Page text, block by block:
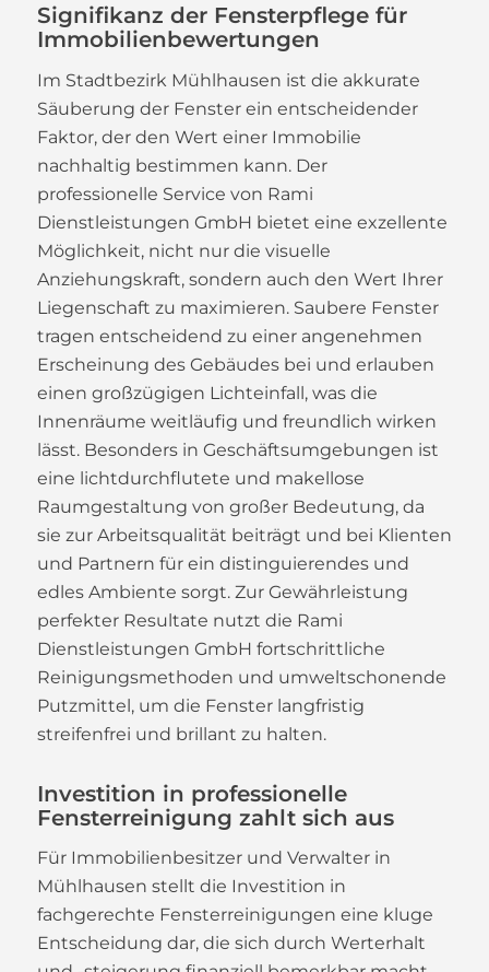
Signifikanz der Fensterpflege für
Immobilienbewertungen
Im Stadtbezirk Mühlhausen ist die akkurate
Säuberung der Fenster ein entscheidender
Faktor, der den Wert einer Immobilie
nachhaltig bestimmen kann. Der
professionelle Service von Rami
Dienstleistungen GmbH bietet eine exzellente
Möglichkeit, nicht nur die visuelle
Anziehungskraft, sondern auch den Wert Ihrer
Liegenschaft zu maximieren. Saubere Fenster
tragen entscheidend zu einer angenehmen
Erscheinung des Gebäudes bei und erlauben
einen großzügigen Lichteinfall, was die
Innenräume weitläufig und freundlich wirken
lässt. Besonders in Geschäftsumgebungen ist
eine lichtdurchflutete und makellose
Raumgestaltung von großer Bedeutung, da
sie zur Arbeitsqualität beiträgt und bei Klienten
und Partnern für ein distinguierendes und
edles Ambiente sorgt. Zur Gewährleistung
perfekter Resultate nutzt die Rami
Dienstleistungen GmbH fortschrittliche
Reinigungsmethoden und umweltschonende
Putzmittel, um die Fenster langfristig
streifenfrei und brillant zu halten.
Investition in professionelle
Fensterreinigung zahlt sich aus
Für Immobilienbesitzer und Verwalter in
Mühlhausen stellt die Investition in
fachgerechte Fensterreinigungen eine kluge
Entscheidung dar, die sich durch Werterhalt